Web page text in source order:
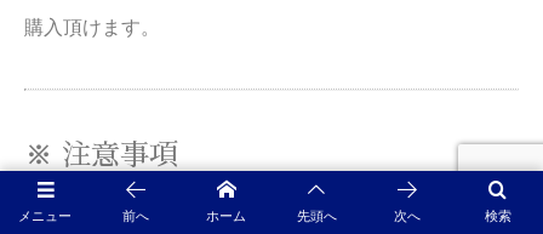
購入頂けます。
※ 注意事項
メニュー 検索
前へ ホーム 先頭へ 次へ